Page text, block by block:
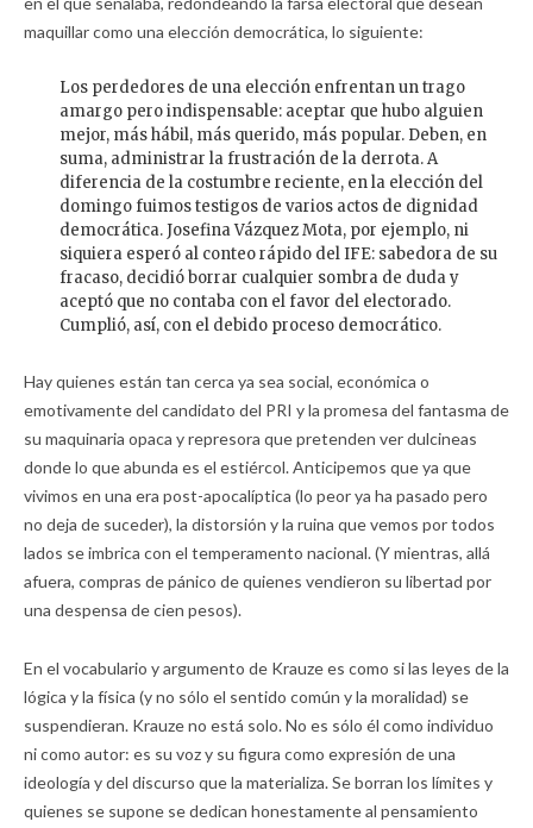
maquillar como una elección democrática, lo siguiente:
Los perdedores de una elección enfrentan un trago
amargo pero indispensable: aceptar que hubo alguien
mejor, más hábil, más querido, más popular. Deben, en
suma, administrar la frustración de la derrota. A
diferencia de la costumbre reciente, en la elección del
domingo fuimos testigos de varios actos de dignidad
democrática. Josefina Vázquez Mota, por ejemplo, ni
siquiera esperó al conteo rápido del IFE: sabedora de su
fracaso, decidió borrar cualquier sombra de duda y
aceptó que no contaba con el favor del electorado.
Cumplió, así, con el debido proceso democrático.
Hay quienes están tan cerca ya sea social, económica o
emotivamente del candidato del PRI y la promesa del fantasma de
su maquinaria opaca y represora que pretenden ver dulcineas
donde lo que abunda es el estiércol. Anticipemos que ya que
vivimos en una era post-apocalíptica (lo peor ya ha pasado pero
no deja de suceder), la distorsión y la ruina que vemos por todos
lados se imbrica con el temperamento nacional. (Y mientras, allá
afuera, compras de pánico de quienes vendieron su libertad por
una despensa de cien pesos).
En el vocabulario y argumento de Krauze es como si las leyes de la
lógica y la física (y no sólo el sentido común y la moralidad) se
suspendieran. Krauze no está solo. No es sólo él como individuo
ni como autor: es su voz y su figura como expresión de una
ideología y del discurso que la materializa. Se borran los límites y
quienes se supone se dedican honestamente al pensamiento